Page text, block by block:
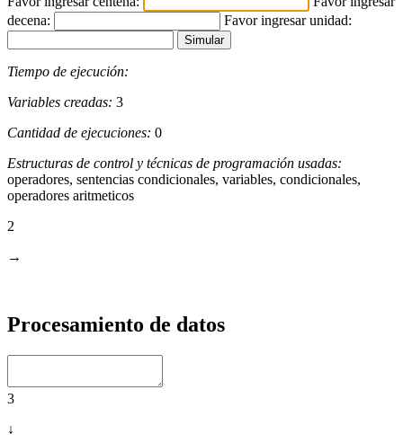
decena:
Favor ingresar unidad:
Tiempo de ejecución:
Variables creadas: 3
Cantidad de ejecuciones: 0
Estructuras de control y técnicas de programación usadas:
operadores, sentencias condicionales, variables, condicionales,
operadores aritmeticos
2
→
Procesamiento de datos
3
↓